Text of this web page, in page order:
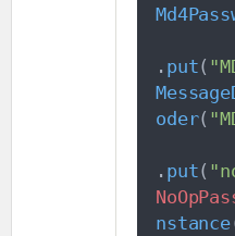
. put( "
oder( "
. put( "
nstance